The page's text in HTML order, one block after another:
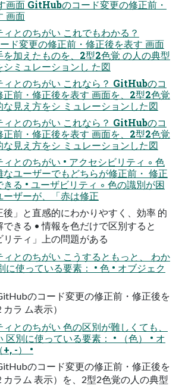
画面 GitHubのコード変更の修正前・
画面
とのちがい これでもわかる？
ド変更の修正前・修正後を表す 画面
を加えたものを、2型2色覚 の人の典型
シミュレーションし た図
ィとのちがい これなら？ GitHubのコ
正前・修正後を表す 画面を、2型2色覚
な見え方をシ ミュレーションした図
ィとのちがい これなら？ GitHubのコ
正前・修正後を表す 画面を、2型2色覚
な見え方をシ ミュレーションした図
とのちがい • アクセシビリティ ◦ 色
なユーザーでもどちらが修正前・ 修正
る • ユーザビリティ ◦ 色の識別が困
ーザーが、「赤は修正
後」と直感的にわかりやすく、効率 的
できる • 情報を色だけで区別すると
リティ」上の問題がある
ィとのちがい こうするともっと、 わか
に使っている要素： • 色 • オブジェク
のコード変更の修正前・修正後を
ラ ム表示）
とのちがい 色の区別が難しくても、
区別に使っている要素： • （色） • オ
-） •
のコード変更の修正前・修正後を
カラム 表示）を、2型2色覚の人の典型